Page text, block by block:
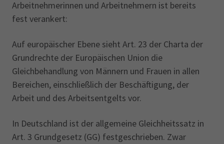
Arbeitnehmerinnen und Arbeitnehmern ist bereits
fest verankert:
Auf europäischer Ebene sieht Art. 23 der Charta der
Grundrechte der Europäischen Union die
Gleichbehandlung von Männern und Frauen in allen
Bereichen, einschließlich der Beschäftigung, der
Arbeit und des Arbeitsentgelts vor.
In Deutschland ist der allgemeine Gleichheitssatz in
Art. 3 Grundgesetz (GG) festgeschrieben. Zwar